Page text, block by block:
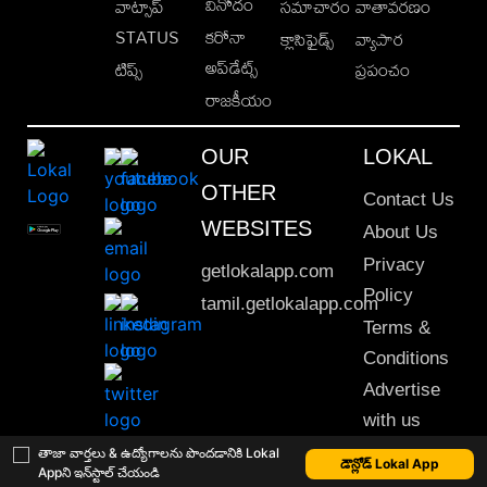
తాజా వార్తలు & ఉద్యోగాలను పొందడానికి Lokal
Appని ఇన్‌స్టాల్ చేయండి
డౌన్లోడ్ Lokal App
STATUS
టిప్స్
కరోనా
అప్‌డేట్స్
రాజకీయం
క్లాసిఫైడ్స్
వ్యాపార
ప్రపంచం
OUR
OTHER
WEBSITES
getlokalapp.com
tamil.getlokalapp.com
LOKAL
Contact Us
About Us
Privacy
Policy
Terms &
Conditions
Advertise
with us
Sitemap
This material may not be published, transmitted, rewritten or redistributed. © 2020 Lokal App. All rights reserved.